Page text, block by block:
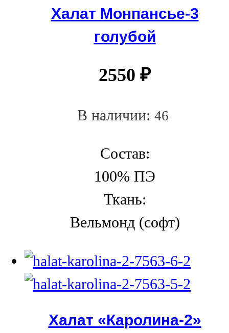
Халат Монпансье-3
голубой
2550 ₽
В наличии: 46
Состав:
100% ПЭ
Ткань:
Вельмонд (софт)
Халат «Каролина-2»